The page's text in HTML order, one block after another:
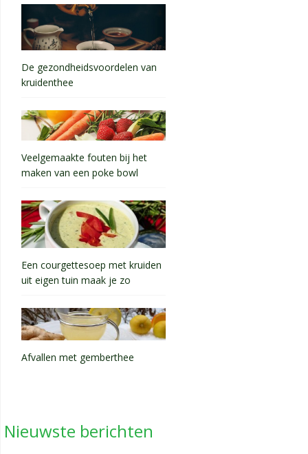
De gezondheidsvoordelen van
kruidenthee
Veelgemaakte fouten bij het
maken van een poke bowl
Een courgettesoep met kruiden
uit eigen tuin maak je zo
Afvallen met gemberthee
Nieuwste berichten